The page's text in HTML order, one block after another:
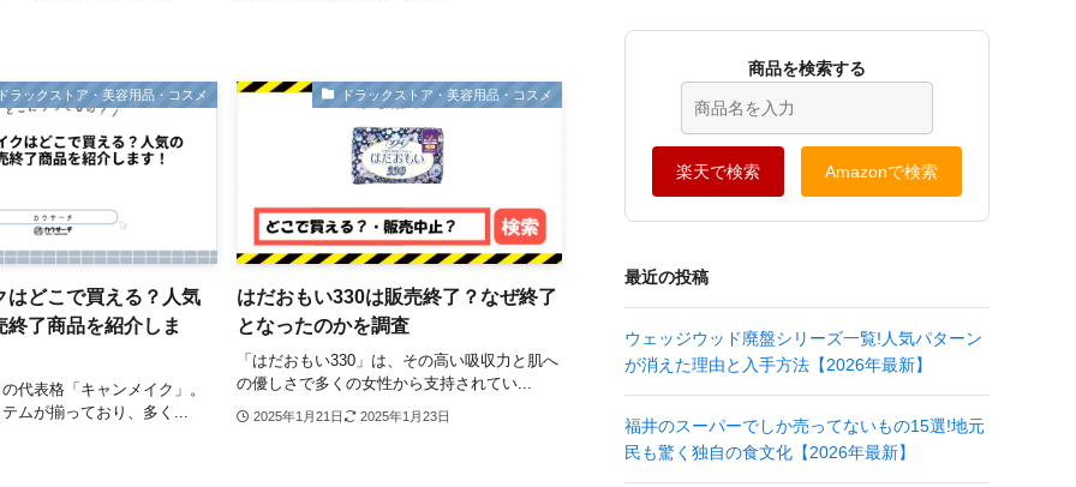
ラックストア・美容用品・コスメ
はどこで買える？人気
終了商品を紹介しま
代表格「キャンメイク」。
ムが揃っており、多く...
ドラックストア・美容用品・コスメ
はだおもい330は販売終了？なぜ終了
となったのかを調査
「はだおもい330」は、その高い吸収力と肌へ
の優しさで多くの女性から支持されてい...
2025年1月21日 2025年1月23日
商品を検索する
楽天で検索 Amazonで検索
最近の投稿
ウェッジウッド廃盤シリーズ一覧!人気パターン
が消えた理由と入手方法【2026年最新】
福井のスーパーでしか売ってないもの15選!地元
民も驚く独自の食文化【2026年最新】